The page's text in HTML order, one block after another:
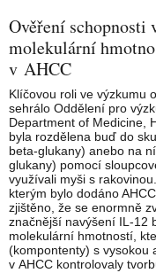
Ověření
molekulární
v AHCC
Klíčovou roli ve výzkumu
sehrálo Oddělení pro
Department of Medicine,
byla rozdělena buď do
beta-glukany) anebo na
glukany) pomocí
využívali myši s
kterým bylo dodáno
zjištěno, že se enormně
značnější navýšení IL-12
molekulární hmotností,
(kompontenty) s vysokou
v AHCC kontrolovaly